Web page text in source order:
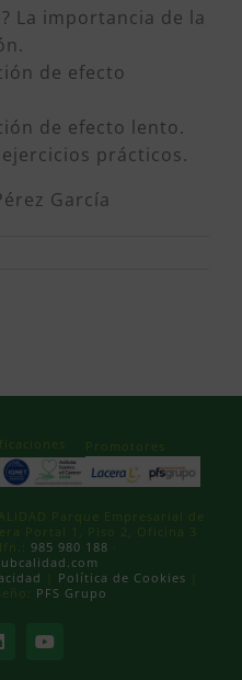
La importancia de la
de efecto
de efecto lento.
prácticos.
García
Promotores
Parque Empresarial de
Portal 1, Piso 2, Oficina 3
985 980 188
Política de Cookies
PFS Grupo
YouTube